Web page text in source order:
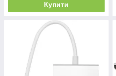
Купити